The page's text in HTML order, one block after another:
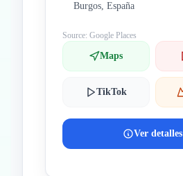
Burgos, España
Source: Google Places
Maps
TikTok
Ver detalles